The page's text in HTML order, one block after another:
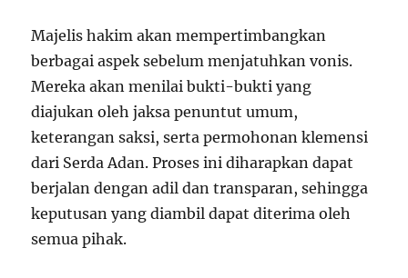
Majelis hakim akan mempertimbangkan
berbagai aspek sebelum menjatuhkan vonis.
Mereka akan menilai bukti-bukti yang
diajukan oleh jaksa penuntut umum,
keterangan saksi, serta permohonan klemensi
dari Serda Adan. Proses ini diharapkan dapat
berjalan dengan adil dan transparan, sehingga
keputusan yang diambil dapat diterima oleh
semua pihak.